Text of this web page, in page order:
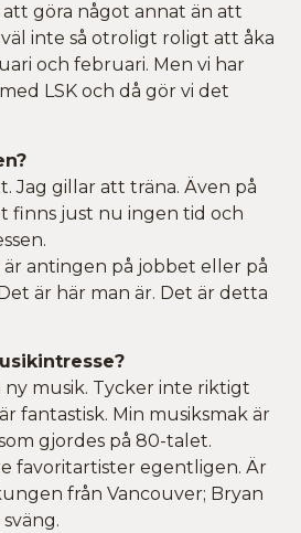
göra något annat än att
inte så otroligt roligt att åka
och februari. Men vi har
LSK och då gör vi det
Jag gillar att träna. Även på
finns just nu ingen tid och
är antingen på jobbet eller på
är här man är. Det är detta
ny musik. Tycker inte riktigt
fantastisk. Min musiksmak är
gjordes på 80-talet.
favoritartister egentligen. Är
från Vancouver; Bryan